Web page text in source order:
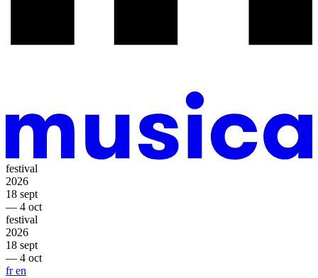
festival
2026
18 sept
— 4 oct
festival
2026
18 sept
— 4 oct
fren